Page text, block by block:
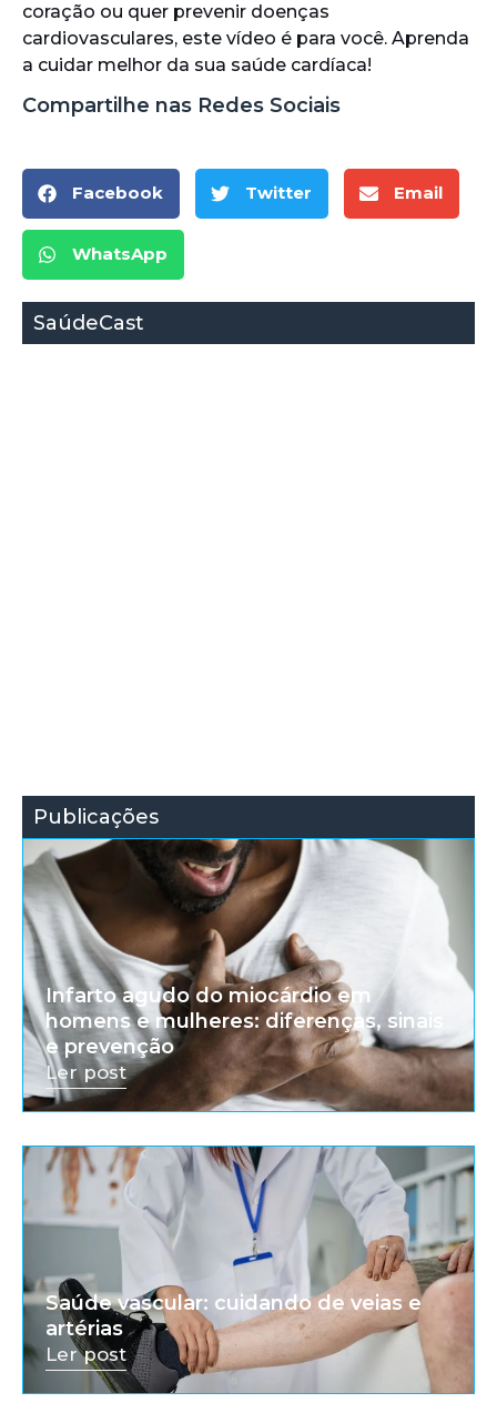
coração ou quer prevenir doenças
cardiovasculares, este vídeo é para você. Aprenda
a cuidar melhor da sua saúde cardíaca!
Compartilhe nas Redes Sociais
Facebook Twitter Email
WhatsApp
SaúdeCast
Publicações
Infarto agudo do miocárdio em
homens e mulheres: diferenças, sinais
e prevenção
Ler post
Saúde vascular: cuidando de veias e
artérias
Ler post